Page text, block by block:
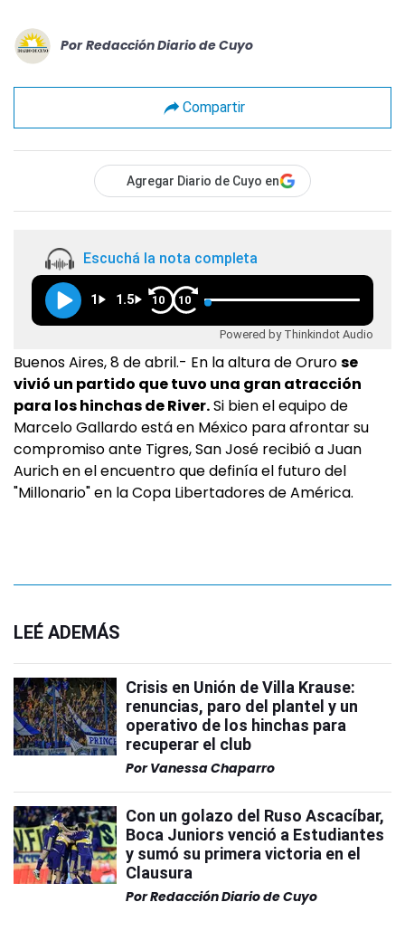
Por Redacción Diario de Cuyo
Compartir
Agregar Diario de Cuyo en
Escuchá la nota completa
1 1.5 10 10
Powered by Thinkindot Audio
Buenos Aires, 8 de abril.- En la altura de Orurose
vivió un partido que tuvo una gran atracción
para los hinchas de River.Si bien el equipo de
Marcelo Gallardo está en México para afrontar su
compromiso ante Tigres, San José recibió a Juan
Aurich en el encuentro que definía el futuro del
"Millonario" en la Copa Libertadores de América.
LEÉ ADEMÁS
Crisis en Unión de Villa Krause:
renuncias, paro del plantel y un
operativo de los hinchas para
recuperar el club
Por Vanessa Chaparro
Con un golazo del Ruso Ascacíbar,
Boca Juniors venció a Estudiantes
y sumó su primera victoria en el
Clausura
PorRedacción Diario de Cuyo